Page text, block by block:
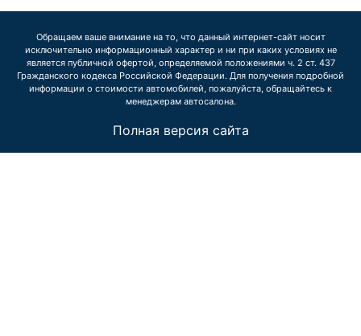
Обращаем ваше внимание на то, что данный интернет-сайт носит
исключительно информационный характер и ни при каких условиях не
является публичной офертой, определяемой положениями ч. 2 ст. 437
Гражданского кодекса Российской Федерации. Для получения подробной
информации о стоимости автомобилей, пожалуйста, обращайтесь к
менеджерам автосалона.
Полная версия сайта